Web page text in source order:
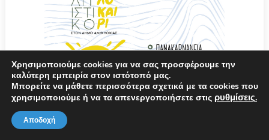
Χρησιμοποιούμε cookies για να σας προσφέρουμε την
καλύτερη εμπειρία στον ιστότοπό μας.
Μπορείτε να μάθετε περισσότερα σχετικά με τα cookies που
χρησιμοποιούμε ή να τα απενεργοποιήσετε στις ρυθμίσεις.
Αποδοχή